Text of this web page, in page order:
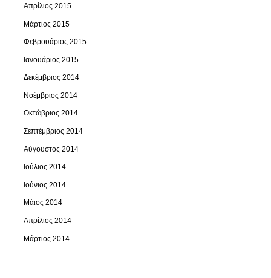
Απρίλιος 2015
Μάρτιος 2015
Φεβρουάριος 2015
Ιανουάριος 2015
Δεκέμβριος 2014
Νοέμβριος 2014
Οκτώβριος 2014
Σεπτέμβριος 2014
Αύγουστος 2014
Ιούλιος 2014
Ιούνιος 2014
Μάιος 2014
Απρίλιος 2014
Μάρτιος 2014